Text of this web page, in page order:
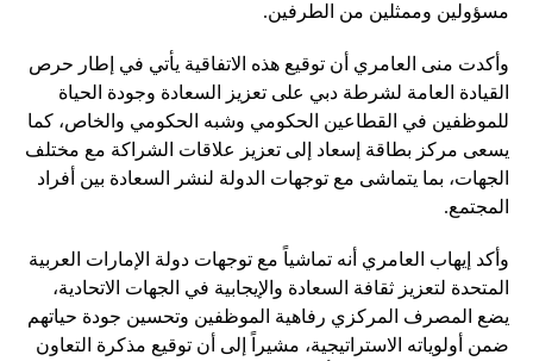
مسؤولين وممثلين من الطرفين.
وأكدت منى العامري أن توقيع هذه الاتفاقية يأتي في إطار حرص
القيادة العامة لشرطة دبي على تعزيز السعادة وجودة الحياة
للموظفين في القطاعين الحكومي وشبه الحكومي والخاص، كما
يسعى مركز بطاقة إسعاد إلى تعزيز علاقات الشراكة مع مختلف
الجهات، بما يتماشى مع توجهات الدولة لنشر السعادة بين أفراد
المجتمع.
وأكد إيهاب العامري أنه تماشياً مع توجهات دولة الإمارات العربية
المتحدة لتعزيز ثقافة السعادة والإيجابية في الجهات الاتحادية،
يضع المصرف المركزي رفاهية الموظفين وتحسين جودة حياتهم
ضمن أولوياته الاستراتيجية، مشيراً إلى أن توقيع مذكرة التعاون